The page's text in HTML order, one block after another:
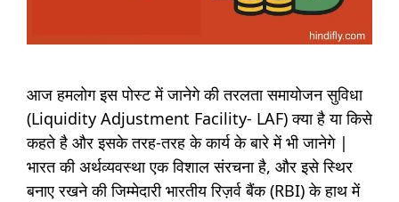
आज हमलोग इस पोस्ट में जानेगे की तरलता समायोजन सुविधा
(Liquidity Adjustment Facility- LAF) क्या है या किसे
कहते है और इसके तरह-तरह के कार्य के बारे में भी जानेगे |
भारत की अर्थव्यवस्था एक विशाल संरचना है, और इसे स्थिर
बनाए रखने की जिम्मेदारी भारतीय रिज़र्व बैंक (RBI) के हाथ में